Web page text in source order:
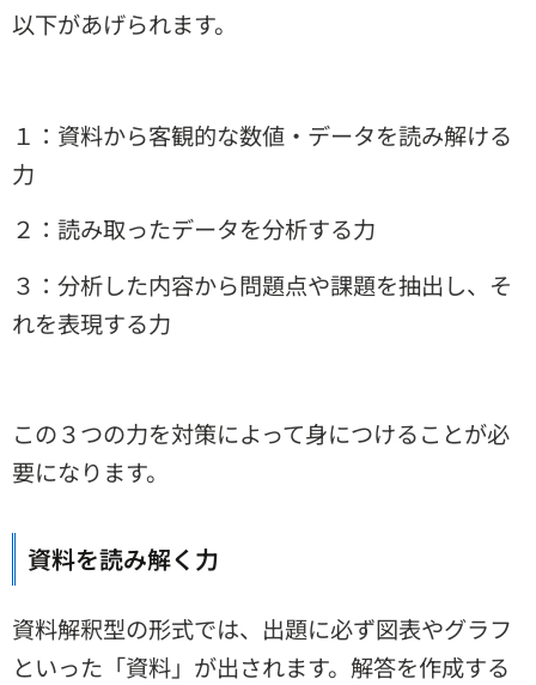
以下があげられます。
１：資料から客観的な数値・データを読み解ける
力
２：読み取ったデータを分析する力
３：分析した内容から問題点や課題を抽出し、そ
れを表現する力
この３つの力を対策によって身につけることが必
要になります。
資料を読み解く力
資料解釈型の形式では、出題に必ず図表やグラフ
といった「資料」が出されます。解答を作成する